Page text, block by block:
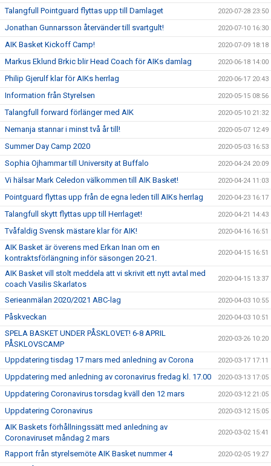
Talangfull Pointguard flyttas upp till Damlaget 2020-07-28 23:50
Jonathan Gunnarsson återvänder till svartgult! 2020-07-10 16:30
AIK Basket Kickoff Camp! 2020-07-09 18:18
Markus Eklund Brkic blir Head Coach för AIKs damlag 2020-06-18 14:00
Philip Gjerulf klar för AIKs herrlag 2020-06-17 20:43
Information från Styrelsen 2020-05-15 08:56
Talangfull forward förlänger med AIK 2020-05-10 21:32
Nemanja stannar i minst två år till! 2020-05-07 12:49
Summer Day Camp 2020 2020-05-03 16:53
Sophia Ojhammar till University at Buffalo 2020-04-24 20:09
Vi hälsar Mark Celedon välkommen till AIK Basket! 2020-04-24 11:03
Pointguard flyttas upp från de egna leden till AIKs herrlag 2020-04-23 16:17
Talangfull skytt flyttas upp till Herrlaget! 2020-04-21 14:43
Tvåfaldig Svensk mästare klar för AIK! 2020-04-16 16:51
AIK Basket är överens med Erkan Inan om en
kontraktsförlängning inför säsongen 20-21.
2020-04-15 16:51
AIK Basket vill stolt meddela att vi skrivit ett nytt avtal med
coach Vasilis Skarlatos
2020-04-15 13:37
Serieanmälan 2020/2021 ABC-lag 2020-04-03 10:55
Påskveckan 2020-04-03 10:51
SPELA BASKET UNDER PÅSKLOVET! 6-8 APRIL
PÅSKLOVSCAMP
2020-03-26 10:20
Uppdatering tisdag 17 mars med anledning av Corona 2020-03-17 17:11
Uppdatering med anledning av coronavirus fredag kl. 17.00 2020-03-13 17:05
Uppdatering Coronavirus torsdag kväll den 12 mars 2020-03-12 21:05
Uppdatering Coronavirus 2020-03-12 15:05
AIK Baskets förhållningssätt med anledning av
Coronaviruset måndag 2 mars
2020-03-02 15:41
Rapport från styrelsemöte AIK Basket nummer 4 2020-02-05 19:27